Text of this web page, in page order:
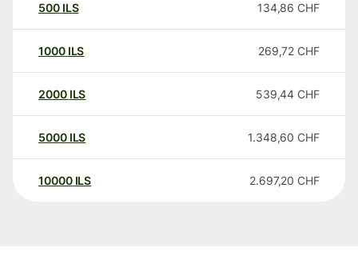
500 ILS 134,86 CHF
1000 ILS 269,72 CHF
2000 ILS 539,44 CHF
5000 ILS 1.348,60 CHF
10000 ILS 2.697,20 CHF